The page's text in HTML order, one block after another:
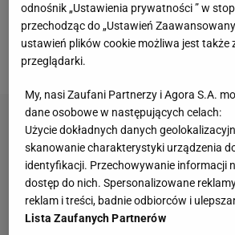
stadionie panować ma atmosfera
święta – obie grupy będą wspierać
z szacunkiem i serdecznością do
odnośnik „Ustawienia prywatności ” w
przechodząc do „Ustawień
ustawień plików cookie możliwa jest także
przeglądarki.
My, nasi Zaufani Partnerzy i Agora S.A.
dane osobowe w następujących celach:
Użycie dokładnych danych
skanowanie charakterystyki urządzenia
identyfikacji. Przechowywanie informacji
dostęp do nich. Spersonalizowane
reklam i treści, badnie odbiorców i
Lista Zaufanych Partnerów